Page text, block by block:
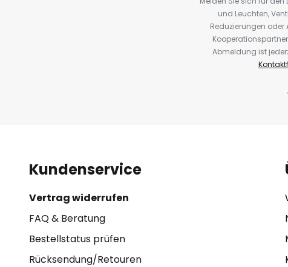
und Leuchten,
Reduzierungen
Abmeldung ist
Kundenservice
Vertrag widerrufen
FAQ & Beratung
Bestellstatus prüfen
Rücksendung/Retouren